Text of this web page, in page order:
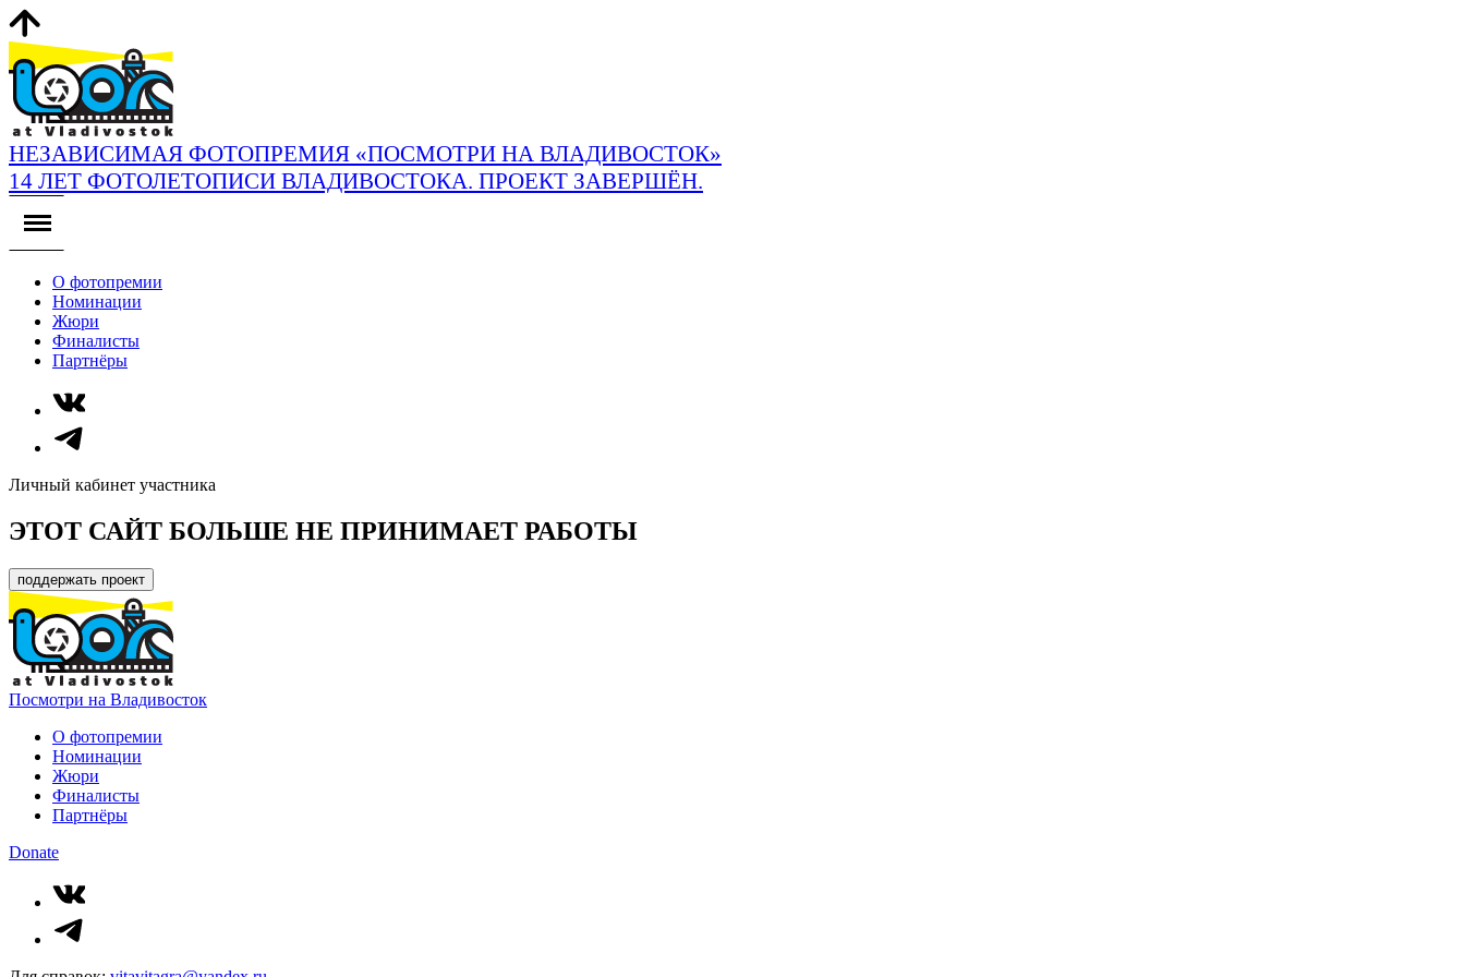
НЕЗАВИСИМАЯ ФОТОПРЕМИЯ «ПОСМОТРИ НА ВЛАДИВОСТОК»
14 ЛЕТ ФОТОЛЕТОПИСИ ВЛАДИВОСТОКА. ПРОЕКТ ЗАВЕРШЁН.
О фотопремии
Номинации
Жюри
Финалисты
Партнёры
Личный кабинет участника
ЭТОТ САЙТ БОЛЬШЕ НЕ ПРИНИМАЕТ РАБОТЫ
поддержать проект
Посмотри на Владивосток
О фотопремии
Номинации
Жюри
Финалисты
Партнёры
Donate